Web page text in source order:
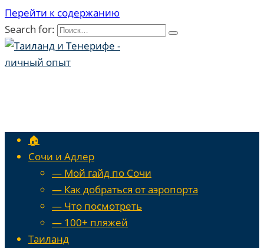
Перейти к содержанию
Search for:
🏠
Сочи и Адлер
— Мой гайд по Сочи
— Как добраться от аэропорта
— Что посмотреть
— 100+ пляжей
Таиланд